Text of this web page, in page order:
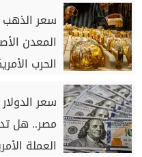
سعر
المعدن
الحرب
مصر.. هل
العملة